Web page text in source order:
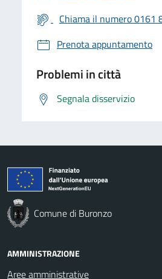
Chiama il numero 0161
Prenota appuntamento
Problemi in città
Segnala disservizio
Comune di Buronzo
AMMINISTRAZIONE
Aree amministrative